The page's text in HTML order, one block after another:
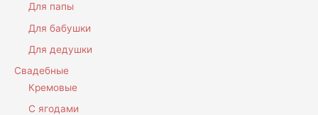
Для папы
Для бабушки
Для дедушки
Свадебные
Кремовые
С ягодами